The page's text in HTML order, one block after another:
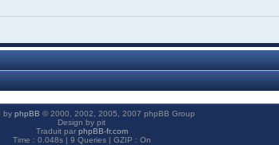
by phpBB © 2000, 2002, 2005, 2007 phpBB Group
Design by pit
Traduit par phpBB-fr.com
Time : 0.048s | 9 Queries | GZIP : On